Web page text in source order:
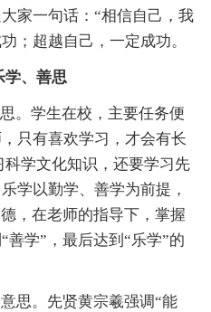
家一句话：“相信自己，我
；超越自己，一定成功。
学、善思
学生在校，主要任务便
只有喜欢学习，才会有长
学文化知识，还要学习先
学以勤学、善学为前提，
，在老师的指导下，掌握
善学”，最后达到“乐学”的
。先贤黄宗羲强调“能